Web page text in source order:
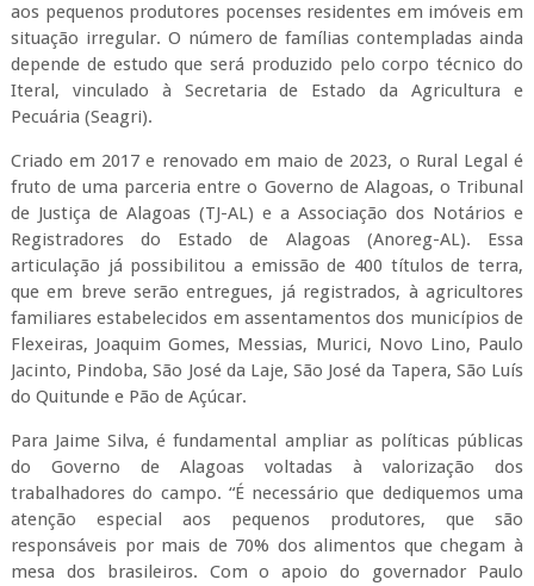
aos pequenos produtores pocenses residentes em imóveis em
situação irregular. O número de famílias contempladas ainda
depende de estudo que será produzido pelo corpo técnico do
Iteral, vinculado à Secretaria de Estado da Agricultura e
Pecuária (Seagri).
Criado em 2017 e renovado em maio de 2023, o Rural Legal é
fruto de uma parceria entre o Governo de Alagoas, o Tribunal
de Justiça de Alagoas (TJ-AL) e a Associação dos Notários e
Registradores do Estado de Alagoas (Anoreg-AL). Essa
articulação já possibilitou a emissão de 400 títulos de terra,
que em breve serão entregues, já registrados, à agricultores
familiares estabelecidos em assentamentos dos municípios de
Flexeiras, Joaquim Gomes, Messias, Murici, Novo Lino, Paulo
Jacinto, Pindoba, São José da Laje, São José da Tapera, São Luís
do Quitunde e Pão de Açúcar.
Para Jaime Silva, é fundamental ampliar as políticas públicas
do Governo de Alagoas voltadas à valorização dos
trabalhadores do campo. “É necessário que dediquemos uma
atenção especial aos pequenos produtores, que são
responsáveis por mais de 70% dos alimentos que chegam à
mesa dos brasileiros. Com o apoio do governador Paulo